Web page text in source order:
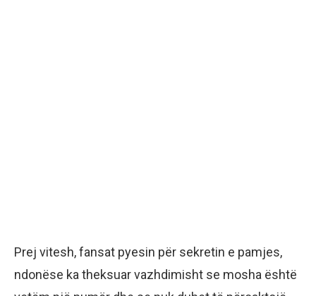
Prej vitesh, fansat pyesin për sekretin e pamjes,
ndonëse ka theksuar vazhdimisht se mosha është